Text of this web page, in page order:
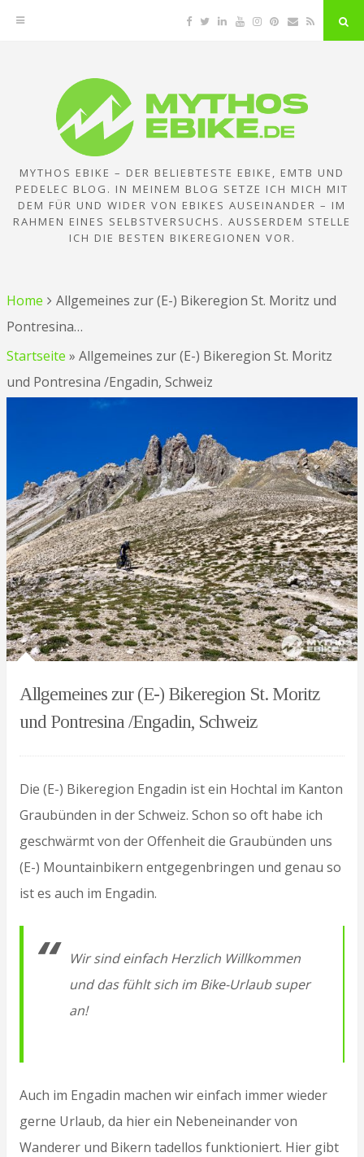
Facebook
TwitterLinkedinYouTubeInstagram
Pinterest
EmailRSS
MYTHOS EBIKE – DER BELIEBTESTE EBIKE, EMTB UND
PEDELEC BLOG. IN MEINEM BLOG SETZE ICH MICH MIT
DEM FÜR UND WIDER VON EBIKES AUSEINANDER – IM
RAHMEN EINES SELBSTVERSUCHS. AUSSERDEM STELLE I
CH DIE BESTEN BIKEREGIONEN VOR.
Home
Allgemeines zur (E-) Bikeregion St. Moritz und
Pontresina…
Startseite » Allgemeines zur (E-) Bikeregion St. Moritz
und Pontresina /Engadin, Schweiz
Allgemeines zur (E-) Bikeregion St. Moritz
und Pontresina /Engadin, Schweiz
Die (E-) Bikeregion Engadin ist ein Hochtal im Kanton
Graubünden in der Schweiz. Schon so oft habe ich
geschwärmt von der Offenheit die Graubünden uns
(E-) Mountainbikern entgegenbringen und genau so
ist es auch im Engadin.
Wir sind einfach Herzlich Willkommen
und das fühlt sich im Bike-Urlaub super
an!
Auch im Engadin machen wir einfach immer wieder
gerne Urlaub, da hier ein Nebeneinander von
Wanderer und Bikern tadellos funktioniert. Hier gibt